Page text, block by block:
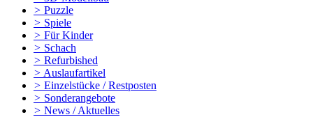
> Puzzle
> Spiele
> Für Kinder
> Schach
> Refurbished
> Auslaufartikel
> Einzelstücke / Restposten
> Sonderangebote
> News / Aktuelles